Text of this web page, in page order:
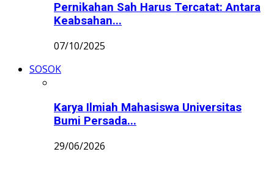
Pernikahan Sah Harus Tercatat: Antara
Keabsahan...
07/10/2025
SOSOK
Karya Ilmiah Mahasiswa Universitas
Bumi Persada...
29/06/2026